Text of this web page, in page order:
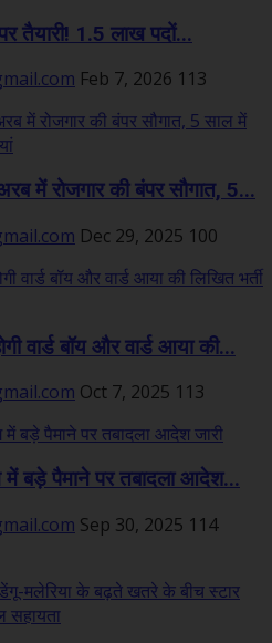
तैयारी! 1.5 लाख पदों...
Feb 7, 2026 113
में रोजगार की बंपर सौगात, 5...
Dec 29, 2025 100
वार्ड बॉय और वार्ड आया की...
Oct 7, 2025 113
में बड़े पैमाने पर तबादला आदेश...
Sep 30, 2025 114